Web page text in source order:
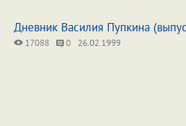
Дневник Василия Пупкина
17088 0 26.02.1999